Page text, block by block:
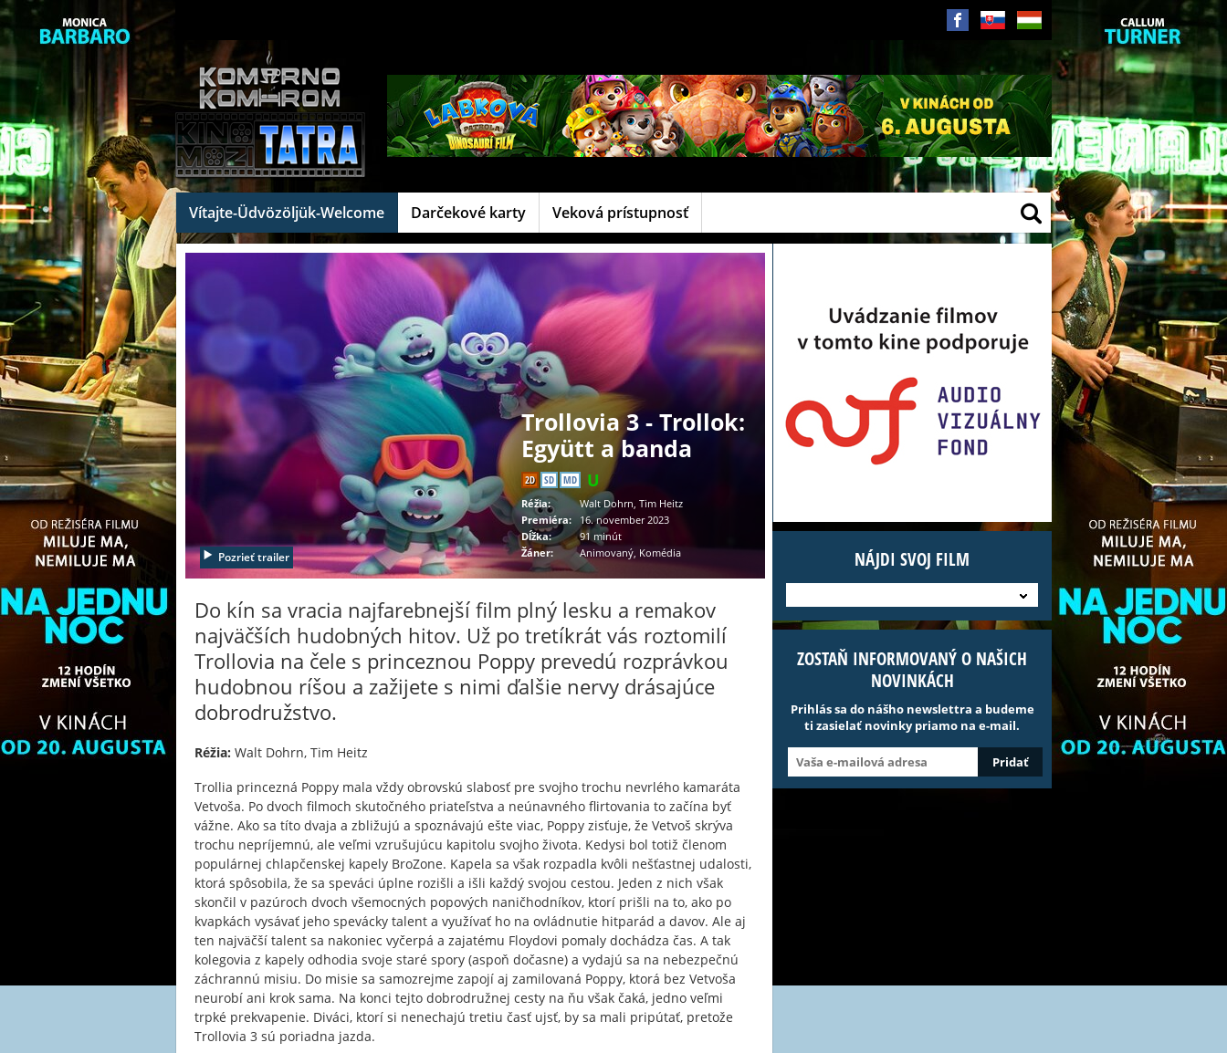
Vítajte-Üdvözöljük-Welcome Darčekové karty Veková prístupnosť
Pozrieť trailer
Trollovia 3 - Trollok:
Együtt a banda
2D SD
MD
Réžia:
Walt Dohrn, Tim Heitz
Premiéra:
16. november 2023
Dĺžka:
91 minút
Žáner:
Animovaný, Komédia
Do kín sa vracia najfarebnejší film plný lesku a remakov
najväčších hudobných hitov. Už po tretíkrát vás roztomilí
Trollovia na čele s princeznou Poppy prevedú rozprávkou
hudobnou ríšou a zažijete s nimi ďalšie nervy drásajúce
dobrodružstvo.
Réžia: Walt Dohrn, Tim Heitz
Trollia princezná Poppy mala vždy obrovskú slabosť pre svojho trochu nevrlého kamaráta
Vetvoša. Po dvoch filmoch skutočného priateľstva a neúnavného flirtovania to začína byť
vážne. Ako sa títo dvaja a zbližujú a spoznávajú ešte viac, Poppy zisťuje, že Vetvoš skrýva
trochu nepríjemnú, ale veľmi vzrušujúcu kapitolu svojho života. Kedysi bol totiž členom
populárnej chlapčenskej kapely BroZone. Kapela sa však rozpadla kvôli nešťastnej udalosti,
ktorá spôsobila, že sa speváci úplne rozišli a išli každý svojou cestou. Jeden z nich však
skončil v pazúroch dvoch všemocných popových naničhodníkov, ktorí prišli na to, ako po
kvapkách vysávať jeho spevácky talent a využívať ho na ovládnutie hitparád a davov. Ale aj
ten najväčší talent sa nakoniec vyčerpá a zajatému Floydovi pomaly dochádza čas. A tak
kolegovia z kapely odhodia svoje staré spory (aspoň dočasne) a vydajú sa na nebezpečnú
záchrannú misiu. Do misie sa samozrejme zapojí aj zamilovaná Poppy, ktorá bez Vetvoša
neurobí ani krok sama. Na konci tejto dobrodružnej cesty na ňu však čaká, jedno veľmi
trpké prekvapenie. Diváci, ktorí si nenechajú tretiu časť ujsť, by sa mali pripútať, pretože
Trollovia 3 sú poriadna jazda.
NÁJDI SVOJ FILM
ZOSTAŇ INFORMOVANÝ O NAŠICH
NOVINKÁCH
Prihlás sa do nášho newslettra a budeme
ti zasielať novinky priamo na e-mail.